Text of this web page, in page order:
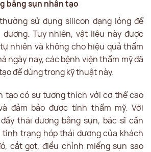
bằng sụn nhân tạo
sử dụng silicon dạng lỏng để
Tuy nhiên, vật liệu này được
nhiên và không cho hiệu quả thẩm
ngày nay, các bệnh viện thẩm mỹ đã
để dùng trong kỹ thuật này.
tạo có sự tương thích với cơ thể cao
đảm bảo được tính thẩm mỹ. Với
thái dương bằng sụn, bác sĩ cần
trạng hóp thái dương của khách
cắt gọt, điều chỉnh miếng sụn sao